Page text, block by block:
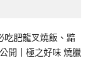
吃肥龍叉燒飯、黯
開｜極之好味 燒臘